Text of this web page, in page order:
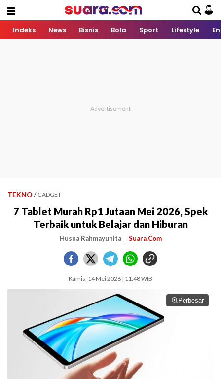
Indeks News Bisnis Bola Sport Lifestyle
TEKNO / GADGET
7 Tablet Murah Rp1 Jutaan Mei 2026, Spek
Terbaik untuk Belajar dan Hiburan
Husna Rahmayunita Suara.Com
Kamis, 14 Mei 2026 | 11:48 WIB
Perbesar